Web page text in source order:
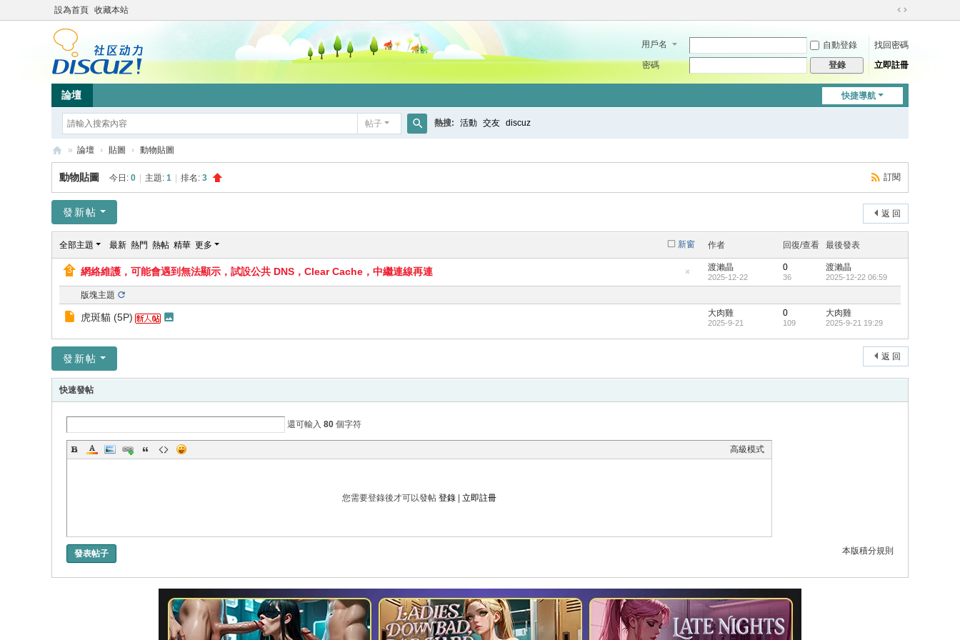
設為首頁 收藏本站
切
到
寬
用戶名 自動登錄
找回密碼
密碼
登錄 立即註冊
快捷導航
論壇
帖子
索
熱搜: 活動 交友 discuz
up
sh
ek
» 論壇 › 貼圖 › 動物貼圖
訂閱
動物貼圖 今日: 0 主題: 1 排名: 3
返 回
發新帖
新窗
全部主題 最新 熱門 熱帖 精華 更多 作者 回復/查看 最後發表
藏
頂
網絡維護，可能會遇到無法顯示，試設公共 DNS，Clear Cache，中繼連線再連 渡瀨晶
2025-12-22
0
36
渡瀨晶
2025-12-22 06:59
版塊主題
虎斑貓 (5P) 大肉雞
2025-9-21
0
109
大肉雞
2025-9-21 19:29
返 回
發新帖
快速發帖
還可輸入 80 個字符
高級模式
您需要登錄後才可以發帖 登錄 立即註冊
本版積分規則
發表帖子